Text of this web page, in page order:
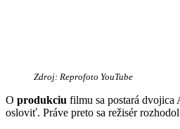
Zdroj: Reprofoto YouTube
O produkciu filmu sa postará dvojica
osloviť. Práve preto sa režisér